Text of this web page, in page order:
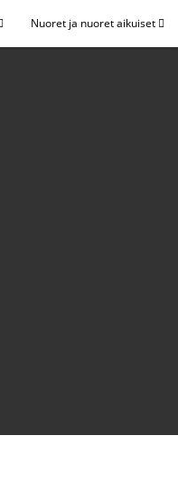
Nuoret ja nuoret aikuiset